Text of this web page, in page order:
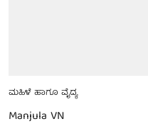
ಮಹಿಳೆ ಹಾಗೂ ವೈದ್ಯ
Manjula VN